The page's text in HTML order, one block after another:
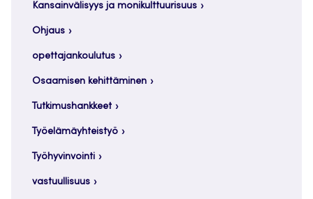
Kansainvälisyys ja monikulttuurisuus
Ohjaus
opettajankoulutus
Osaamisen kehittäminen
Tutkimushankkeet
Työelämäyhteistyö
Työhyvinvointi
vastuullisuus